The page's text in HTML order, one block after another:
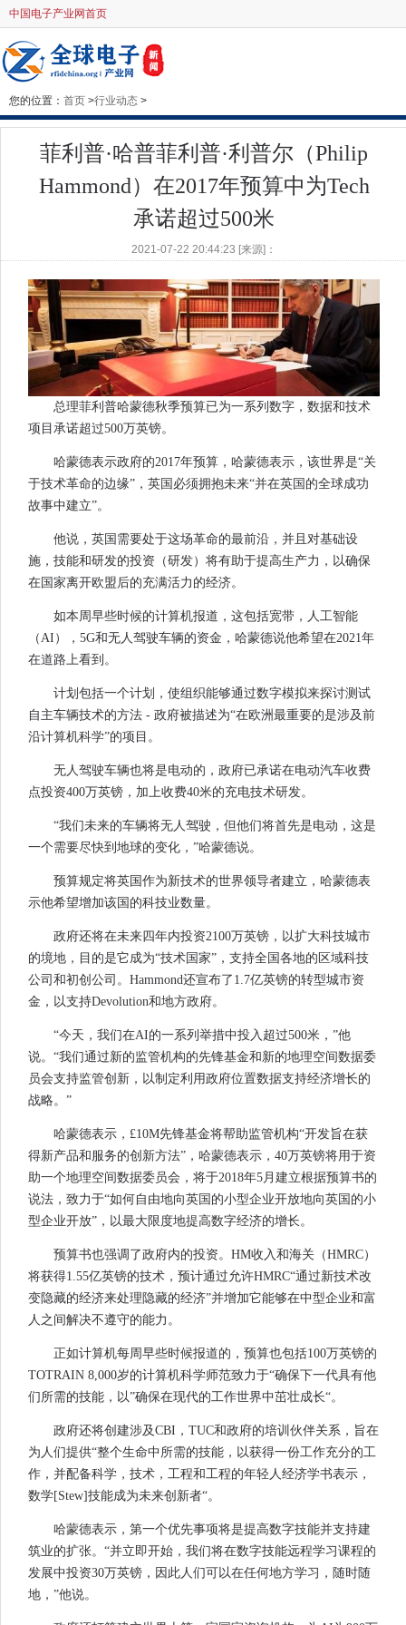
中国电子产业网首页
您的位置： 首页 >行业动态 >
菲利普·哈普菲利普·利普尔（Philip
Hammond）在2017年预算中为Tech
承诺超过500米
2021-07-22 20:44:23 [来源]：
总理菲利普哈蒙德秋季预算已为一系列数字，数据和技术
项目承诺超过500万英镑。
哈蒙德表示政府的2017年预算，哈蒙德表示，该世界是“关
于技术革命的边缘”，英国必须拥抱未来“并在英国的全球成功
故事中建立”。
他说，英国需要处于这场革命的最前沿，并且对基础设
施，技能和研发的投资（研发）将有助于提高生产力，以确保
在国家离开欧盟后的充满活力的经济。
如本周早些时候的计算机报道，这包括宽带，人工智能
（AI），5G和无人驾驶车辆的资金，哈蒙德说他希望在2021年
在道路上看到。
计划包括一个计划，使组织能够通过数字模拟来探讨测试
自主车辆技术的方法 - 政府被描述为“在欧洲最重要的是涉及前
沿计算机科学”的项目。
无人驾驶车辆也将是电动的，政府已承诺在电动汽车收费
点投资400万英镑，加上收费40米的充电技术研发。
“我们未来的车辆将无人驾驶，但他们将首先是电动，这是
一个需要尽快到地球的变化，”哈蒙德说。
预算规定将英国作为新技术的世界领导者建立，哈蒙德表
示他希望增加该国的科技业数量。
政府还将在未来四年内投资2100万英镑，以扩大科技城市
的境地，目的是它成为“技术国家”，支持全国各地的区域科技
公司和初创公司。Hammond还宣布了1.7亿英镑的转型城市资
金，以支持Devolution和地方政府。
“今天，我们在AI的一系列举措中投入超过500米，”他
说。“我们通过新的监管机构的先锋基金和新的地理空间数据委
员会支持监管创新，以制定利用政府位置数据支持经济增长的
战略。”
哈蒙德表示，£10M先锋基金将帮助监管机构“开发旨在获
得新产品和服务的创新方法”，哈蒙德表示，40万英镑将用于资
助一个地理空间数据委员会，将于2018年5月建立根据预算书的
说法，致力于“如何自由地向英国的小型企业开放地向英国的小
型企业开放”，以最大限度地提高数字经济的增长。
预算书也强调了政府内的投资。HM收入和海关（HMRC）
将获得1.55亿英镑的技术，预计通过允许HMRC“通过新技术改
变隐藏的经济来处理隐藏的经济”并增加它能够在中型企业和富
人之间解决不遵守的能力。
正如计算机每周早些时候报道的，预算也包括100万英镑的
TOTRAIN 8,000岁的计算机科学师范致力于“确保下一代具有他
们所需的技能，以”确保在现代的工作世界中茁壮成长“。
政府还将创建涉及CBI，TUC和政府的培训伙伴关系，旨在
为人们提供“整个生命中所需的技能，以获得一份工作充分的工
作，并配备科学，技术，工程和工程的年轻人经济学书表示，
数学[Stew]技能成为未来创新者“。
哈蒙德表示，第一个优先事项将是提高数字技能并支持建
筑业的扩张。“并立即开始，我们将在数字技能远程学习课程的
发展中投资30万英镑，因此人们可以在任何地方学习，随时随
地，”他说。